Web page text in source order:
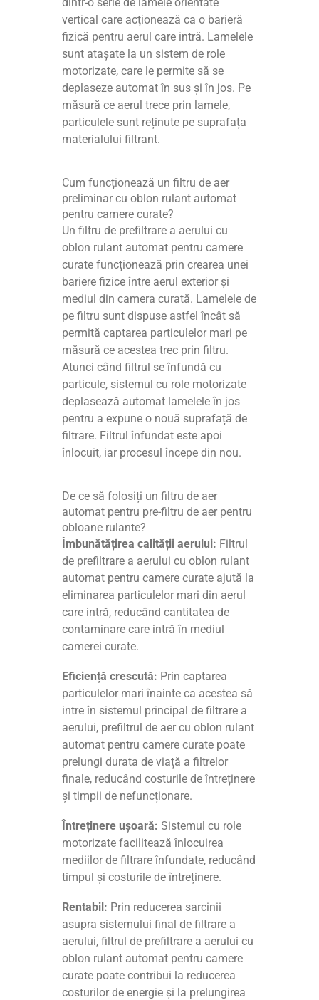
vertical care acționează ca o barieră
fizică pentru aerul care intră. Lamelele
sunt atașate la un sistem de role
motorizate, care le permite să se
deplaseze automat în sus și în jos. Pe
măsură ce aerul trece prin lamele,
particulele sunt reținute pe suprafața
materialului filtrant.
Cum funcționează un filtru de aer
preliminar cu oblon rulant automat
pentru camere curate?
Un filtru de prefiltrare a aerului cu
oblon rulant automat pentru camere
curate funcționează prin crearea unei
bariere fizice între aerul exterior și
mediul din camera curată. Lamelele de
pe filtru sunt dispuse astfel încât să
permită captarea particulelor mari pe
măsură ce acestea trec prin filtru.
Atunci când filtrul se înfundă cu
particule, sistemul cu role motorizate
deplasează automat lamelele în jos
pentru a expune o nouă suprafață de
filtrare. Filtrul înfundat este apoi
înlocuit, iar procesul începe din nou.
De ce să folosiți un filtru de aer
automat pentru pre-filtru de aer pentru
obloane rulante?
Îmbunătățirea calității aerului: Filtrul
de prefiltrare a aerului cu oblon rulant
automat pentru camere curate ajută la
eliminarea particulelor mari din aerul
care intră, reducând cantitatea de
contaminare care intră în mediul
camerei curate.
Eficiență crescută: Prin captarea
particulelor mari înainte ca acestea să
intre în sistemul principal de filtrare a
aerului, prefiltrul de aer cu oblon rulant
automat pentru camere curate poate
prelungi durata de viață a filtrelor
finale, reducând costurile de întreținere
și timpii de nefuncționare.
Întreținere ușoară: Sistemul cu role
motorizate facilitează înlocuirea
mediilor de filtrare înfundate, reducând
timpul și costurile de întreținere.
Rentabil: Prin reducerea sarcinii
asupra sistemului final de filtrare a
aerului, filtrul de prefiltrare a aerului cu
oblon rulant automat pentru camere
curate poate contribui la reducerea
costurilor de energie și la prelungirea